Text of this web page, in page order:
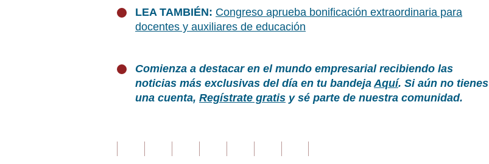
LEA TAMBIÉN: Congreso aprueba bonificación extraordinaria para
docentes y auxiliares de educación
Comienza a destacar en el mundo empresarial recibiendo las
noticias más exclusivas del día en tu bandejaAquí. Si aún no tienes
una cuenta, Regístrate gratis y sé parte de nuestra comunidad.